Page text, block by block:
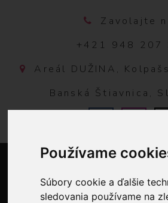
Používame
Súbory cookie a ďalšie
sledovania používame na
Zavolajte
+421 948 207
Areál DUŽINA,
Banská Štiavnica,